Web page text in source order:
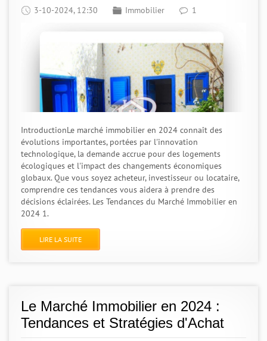
3-10-2024, 12:30 Immobilier 1
IntroductionLe marché immobilier en 2024 connaît des
évolutions importantes, portées par l'innovation
technologique, la demande accrue pour des logements
écologiques et l'impact des changements économiques
globaux. Que vous soyez acheteur, investisseur ou locataire,
comprendre ces tendances vous aidera à prendre des
décisions éclairées. Les Tendances du Marché Immobilier en
2024 1.
LIRE LA SUITE
Le Marché Immobilier en 2024 :
Tendances et Stratégies d'Achat